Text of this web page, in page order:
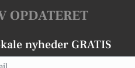
OPDATERET
nyheder GRATIS